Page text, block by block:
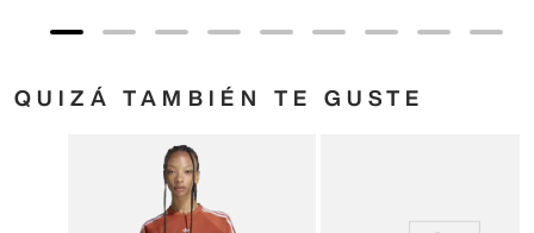
QUIZÁ TAMBIÉN TE GUSTE